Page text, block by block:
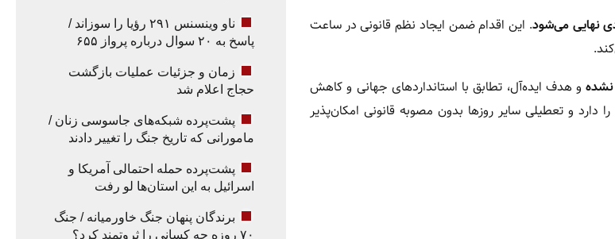
نهایی می‌شود. این اقدام ضمن ایجاد نظم قانونی در ساعت
و هدف ایده‌آل، تطابق با استانداردهای جهانی و کاهش
و تعطیلی سایر روزها بدون مصوبه قانونی امکان‌پذیر
ناو وینسنس ۲۹۱ رؤیا را سوزاند /
پاسخ به ۲۰ سوال درباره پرواز ۶۵۵
زمان و جزئیات عملیات بازگشت
حجاج اعلام شد
پشت‌پرده شبکه‌های جاسوسی زنان /
مامورانی که تاریخ جنگ را تغییر دادند
پشت‌پرده حمله احتمالی آمریکا و
اسرائیل به این استان‌ها لو رفت
برندگان پنهان جنگ خاورمیانه / جنگ
۷۰ روزه چه کسانی را ثروتمند کرد؟